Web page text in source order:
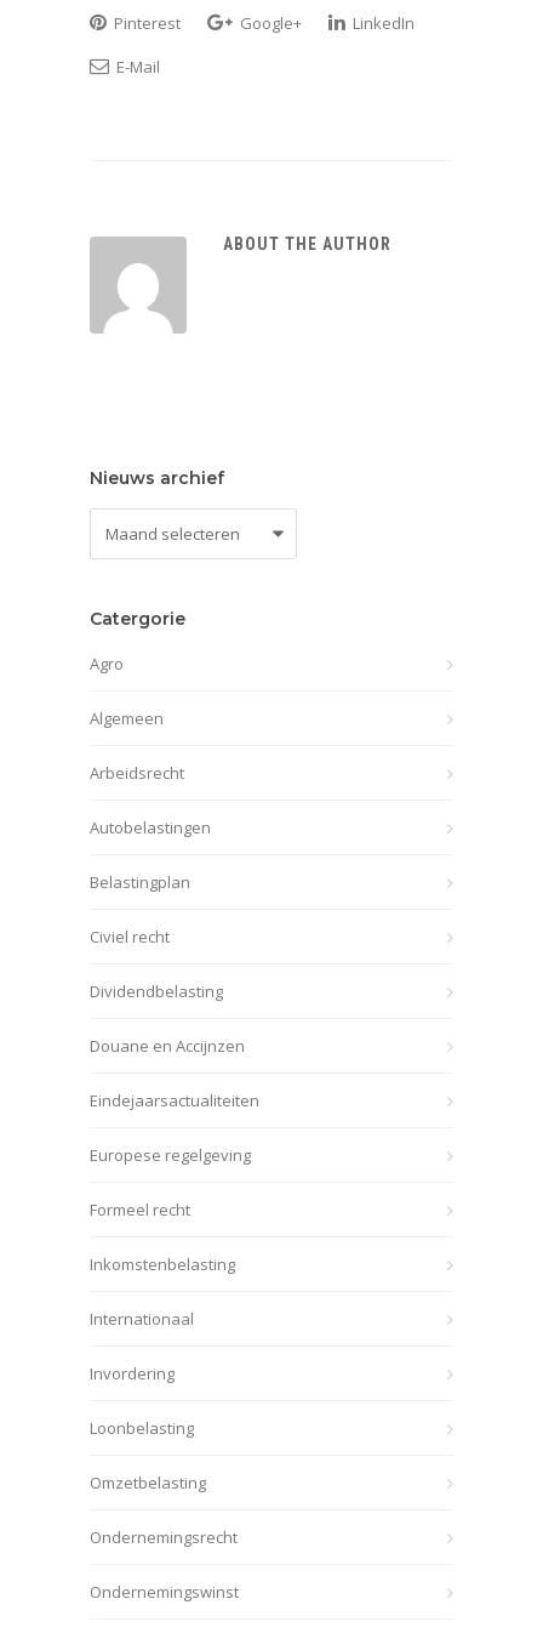
Pinterest Google+
LinkedIn
E-Mail
ABOUT THE AUTHOR
Nieuws archief
Catergorie
Agro
Algemeen
Arbeidsrecht
Autobelastingen
Belastingplan
Civiel recht
Dividendbelasting
Douane en Accijnzen
Eindejaarsactualiteiten
Europese regelgeving
Formeel recht
Inkomstenbelasting
Internationaal
Invordering
Loonbelasting
Omzetbelasting
Ondernemingsrecht
Ondernemingswinst